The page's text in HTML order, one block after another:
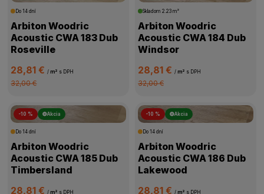
Do 14 dní
Arbiton Woodric
Acoustic CWA 183 Dub
Roseville
28,81 €/ m² s DPH
32,00 €
Skladom 2.23 m²
Arbiton Woodric
Acoustic CWA 184 Dub
Windsor
28,81 € / m² s DPH
32,00 €
-10 % Akcia
Do 14 dní
Arbiton Woodric
Acoustic CWA 185 Dub
Timbersland
28,81 €/ m² s DPH
-10 % Akcia
Do 14 dní
Arbiton Woodric
Acoustic CWA 186 Dub
Lakewood
28,81 € / m² s DPH